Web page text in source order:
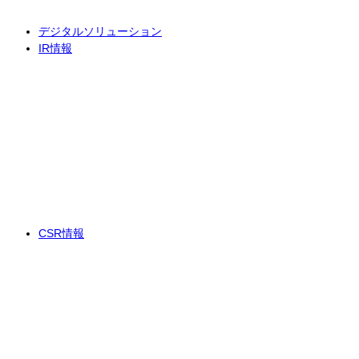
デジタルソリューション
IR情報
CSR情報